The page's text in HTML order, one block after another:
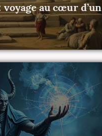
voyage au cœur d’un